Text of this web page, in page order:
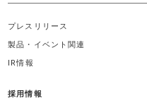
プレスリリース
製品・イベント関連
IR情報
採用情報